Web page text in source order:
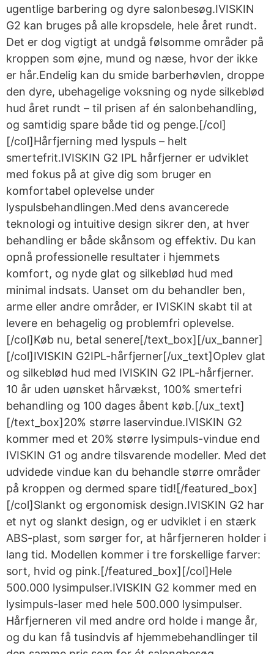
ugentlige barbering og dyre salonbesøg.IVISKIN
G2 kan bruges på alle kropsdele, hele året rundt.
Det er dog vigtigt at undgå følsomme områder på
kroppen som øjne, mund og næse, hvor der ikke
er hår.Endelig kan du smide barberhøvlen, droppe
den dyre, ubehagelige voksning og nyde silkeblød
hud året rundt – til prisen af én salonbehandling,
og samtidig spare både tid og penge.[/col]
[/col]Hårfjerning med lyspuls – helt
smertefrit.IVISKIN G2 IPL hårfjerner er udviklet
med fokus på at give dig som bruger en
komfortabel oplevelse under
lyspulsbehandlingen.Med dens avancerede
teknologi og intuitive design sikrer den, at hver
behandling er både skånsom og effektiv. Du kan
opnå professionelle resultater i hjemmets
komfort, og nyde glat og silkeblød hud med
minimal indsats. Uanset om du behandler ben,
arme eller andre områder, er IVISKIN skabt til at
levere en behagelig og problemfri oplevelse.
[/col]Køb nu, betal senere[/text_box][/ux_banner]
[/col]IVISKIN G2IPL-hårfjerner[/ux_text]Oplev glat
og silkeblød hud med IVISKIN G2 IPL-hårfjerner.
10 år uden uønsket hårvækst, 100% smertefri
behandling og 100 dages åbent køb.[/ux_text]
[/text_box]20% større laservindue.IVISKIN G2
kommer med et 20% større lysimpuls-vindue end
IVISKIN G1 og andre tilsvarende modeller. Med det
udvidede vindue kan du behandle større områder
på kroppen og dermed spare tid![/featured_box]
[/col]Slankt og ergonomisk design.IVISKIN G2 har
et nyt og slankt design, og er udviklet i en stærk
ABS-plast, som sørger for, at hårfjerneren holder i
lang tid. Modellen kommer i tre forskellige farver:
sort, hvid og pink.[/featured_box][/col]Hele
500.000 lysimpulser.IVISKIN G2 kommer med en
lysimpuls-laser med hele 500.000 lysimpulser.
Hårfjerneren vil med andre ord holde i mange år,
og du kan få tusindvis af hjemmebehandlinger til